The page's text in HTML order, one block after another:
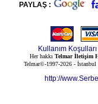
PAYLAŞ :
Kullanım Koşulları
Her hakkı Telmar İletişim
Telmar©-1997-2026 -
http://